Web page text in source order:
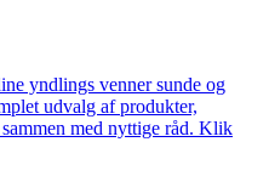
yndlings venner sunde og
udvalg af produkter,
med nyttige råd. Klik